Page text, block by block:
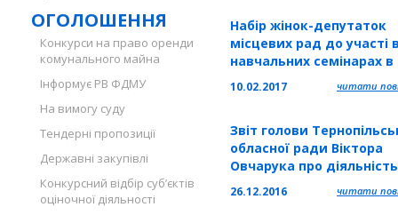
ОГОЛОШЕННЯ
Конкурси на право оренди
комунального майна
Інформує РВ ФДМУ
На вимогу суду
Тендерні пропозиції
Державні закупівлі
Конкурсний відбір суб’єктів
оціночної діяльності
Набір жінок-депутаток
місцевих рад до участі
навчальних семінарах в
рамках проекту
місцевої демократії"
10.02.2017 читати
Звіт голови
обласної ради Віктора
Овчарука про
грудня 2015 - по грудень
рр.
26.12.2016 читати